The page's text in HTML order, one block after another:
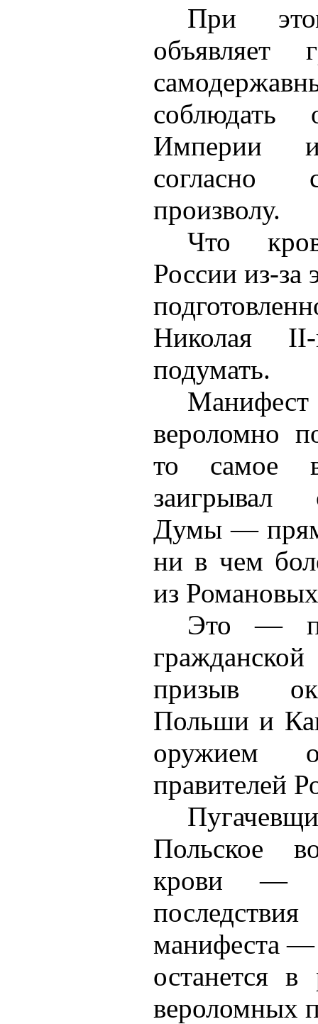
При
объявляет
соблюдать
Империи
произволу.
Что
России из-за
Николая
подумать.
вероломно
то самое
заигрывал
Думы —
ни в чем
из
Это —
призыв
Польши и
оружием
правителей
Польское
крови —
манифеста —
останется в
вероломных